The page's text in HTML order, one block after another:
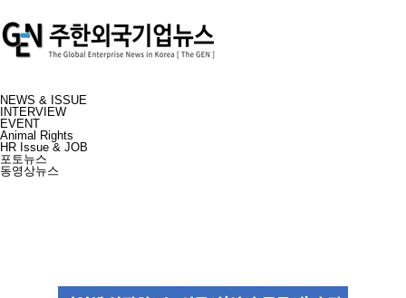
NEWS & ISSUE
INTERVIEW
EVENT
Animal Rights
HR Issue & JOB
포토뉴스
동영상뉴스